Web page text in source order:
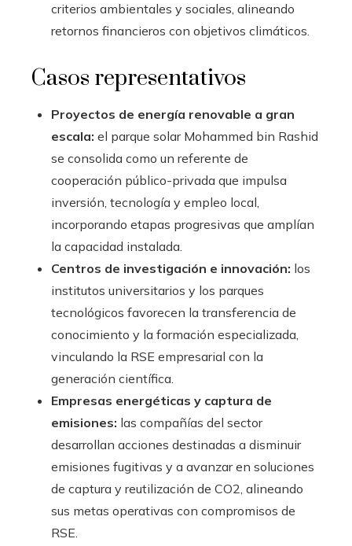
criterios ambientales y sociales, alineando
retornos financieros con objetivos climáticos.
Casos representativos
Proyectos de energía renovable a gran
escala: el parque solar Mohammed bin Rashid
se consolida como un referente de
cooperación público-privada que impulsa
inversión, tecnología y empleo local,
incorporando etapas progresivas que amplían
la capacidad instalada.
Centros de investigación e innovación: los
institutos universitarios y los parques
tecnológicos favorecen la transferencia de
conocimiento y la formación especializada,
vinculando la RSE empresarial con la
generación científica.
Empresas energéticas y captura de
emisiones: las compañías del sector
desarrollan acciones destinadas a disminuir
emisiones fugitivas y a avanzar en soluciones
de captura y reutilización de CO2, alineando
sus metas operativas con compromisos de
RSE.